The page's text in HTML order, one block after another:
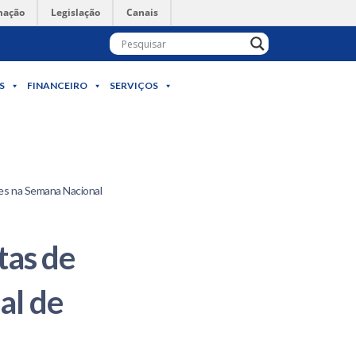
Legislação Canais
FINANCEIRO SERVIÇOS
na Semana Nacional
de
de